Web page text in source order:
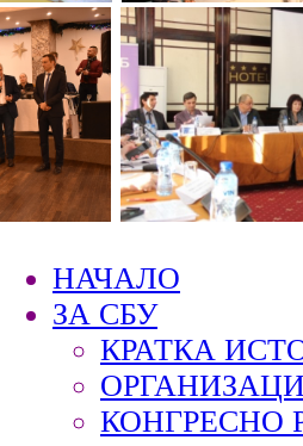
НАЧАЛО
ЗА СБУ
КРАТКА
КОНГРЕСНО